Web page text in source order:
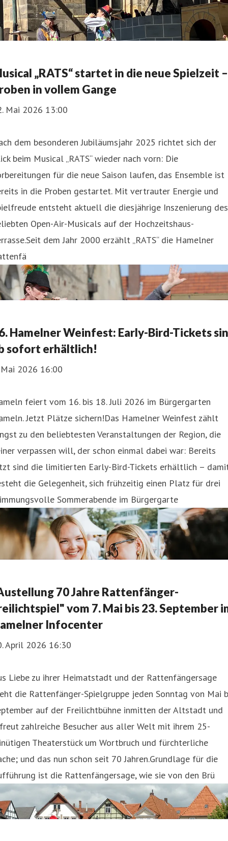
„RATS“ startet in die neue Spielzeit –
in vollem Gange
Mai 2026 13:00
dem besonderen Jubiläumsjahr 2025 richtet sich der
beim Musical „RATS“ wieder nach vorn: Die
für die neue Saison laufen, das Ensemble ist
in die Proben gestartet. Mit vertrauter Energie und
entsteht aktuell die diesjährige Inszenierung des
Open-Air-Musicals auf der Hochzeitshaus-
dem Jahr 2000 erzählt „RATS“ die Hamelner
Hamelner Weinfest: Early-Bird-Tickets
sofort erhältlich!
2026 16:00
feiert vom 16. bis 18. Juli 2026 im Bürgergarten
Jetzt Plätze sichern!Das Hamelner Weinfest zählt
zu den beliebtesten Veranstaltungen der Region, die
verpassen will, der schon einmal dabei war: Bereits
sind die limitierten Early-Bird-Tickets erhältlich –
die Gelegenheit, sich frühzeitig einen Platz für drei
Sommerabende im Bürgergarte
70 Jahre Rattenfänger-
vom 7. Mai bis 23. September
Infocenter
April 2026 16:30
Liebe zu ihrer Heimatstadt und der Rattenfängersage
die Rattenfänger-Spielgruppe jeden Sonntag von Mai
auf der Freilichtbühne inmitten der Altstadt und
zahlreiche Besucher aus aller Welt mit ihrem 25-
Theaterstück um Wortbruch und fürchterliche
und das nun schon seit 70 Jahren.Grundlage für die
ist die Rattenfängersage, wie sie von den Brü